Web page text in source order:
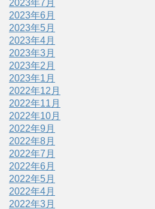
2023年7月
2023年6月
2023年5月
2023年4月
2023年3月
2023年2月
2023年1月
2022年12月
2022年11月
2022年10月
2022年9月
2022年8月
2022年7月
2022年6月
2022年5月
2022年4月
2022年3月